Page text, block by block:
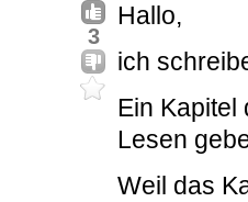
3
Hallo,
ich
Ein Kapitel
Lesen
Weil das